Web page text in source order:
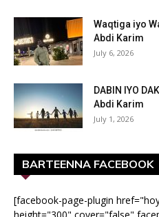
Waqtiga iyo
Abdi Karim
July 6, 2026
DABIN IYO
Abdi Karim
July 1, 2026
BARTEENNA FACEBOOK
[facebook-page-plugin